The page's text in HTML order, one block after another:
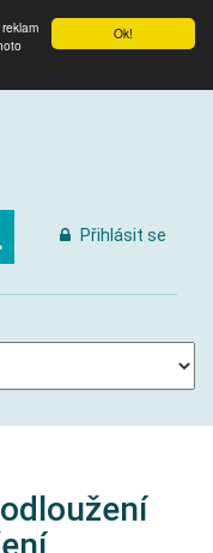
Ok!
Přihlásit se